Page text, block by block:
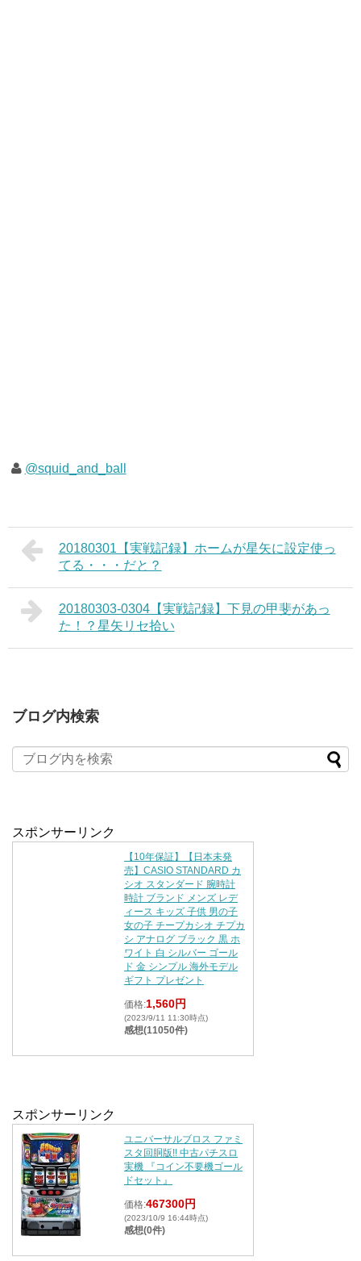
@squid_and_ball
20180301【実戦記録】ホームが星矢に設定使っ
てる・・・だと？
20180303-0304【実戦記録】下見の甲斐があっ
た！？星矢リセ拾い
ブログ内検索
スポンサーリンク
【10年保証】【日本未発
売】CASIO STANDARD カ
シオ スタンダード 腕時計
時計 ブランド メンズ レデ
ィース キッズ 子供 男の子
女の子 チープカシオ チプカ
シ アナログ ブラック 黒 ホ
ワイト 白 シルバー ゴール
ド 金 シンプル 海外モデル
ギフト プレゼント
価格:1,560円
(2023/9/11 11:30時点)
感想(11050件)
スポンサーリンク
ユニバーサルブロス ファミ
スタ回胴版!! 中古パチスロ
実機 『コイン不要機ゴール
ドセット』
価格:467300円
(2023/10/9 16:44時点)
感想(0件)